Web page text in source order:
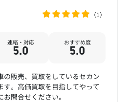
1
連絡・対応
5.0
おすすめ度
5.0
の販売、買取をしているセカン
す。高価買取を目指してやって
問合せください。